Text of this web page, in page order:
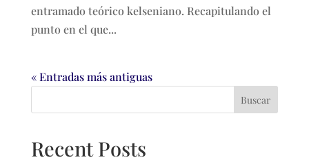
entramado teórico kelseniano. Recapitulando el
punto en el que...
« Entradas más antiguas
Buscar
Recent Posts